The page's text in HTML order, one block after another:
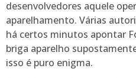
desenvolvedores aquele
aparelhamento. Várias
há certos minutos apontar
briga aparelho
isso é puro enigma.